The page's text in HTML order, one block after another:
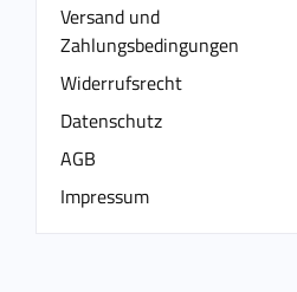
Versand und
Zahlungsbedingungen
Widerrufsrecht
Datenschutz
AGB
Impressum